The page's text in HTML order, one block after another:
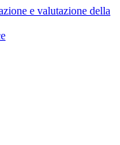
e valutazione della